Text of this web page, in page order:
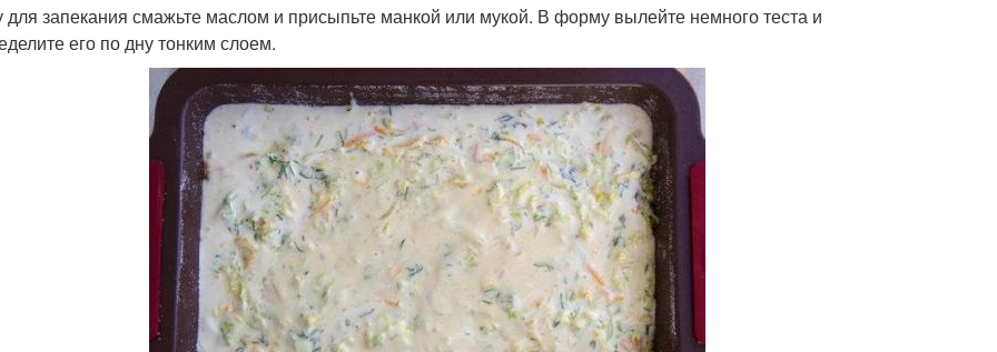
запекания смажьте маслом и присыпьте манкой или мукой. В форму вылейте немного теста и
его по дну тонким слоем.